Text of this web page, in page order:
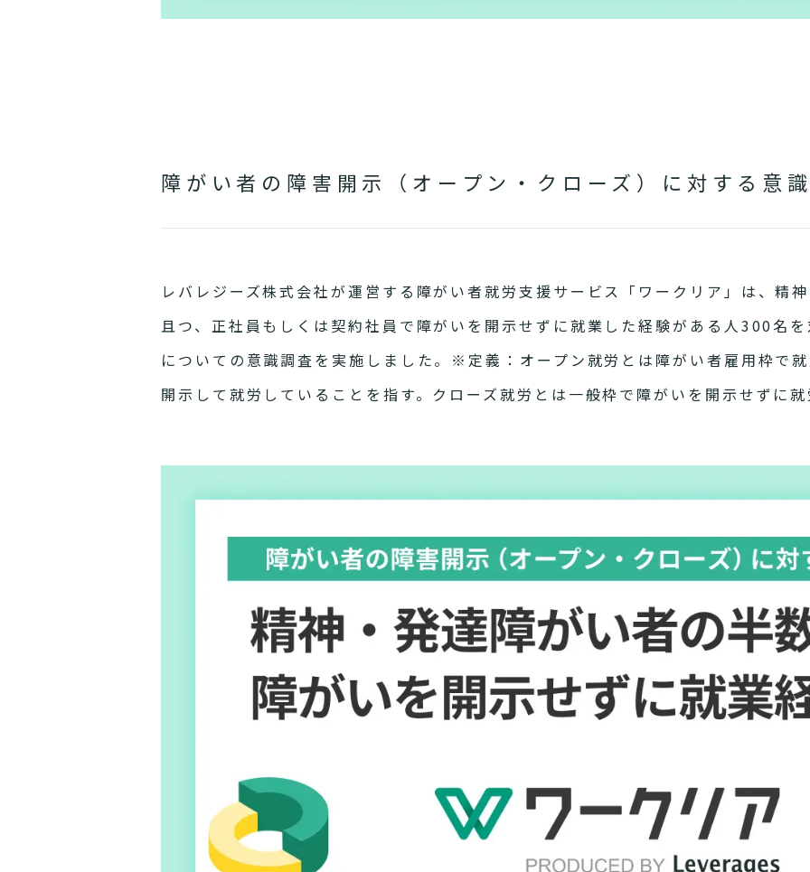
障がい者の障害開示（オープン・クローズ）に対する意
レバレジーズ株式会社が運営する障がい者就労支援サービス「ワークリア」は、精
且つ、正社員もしくは契約社員で障がいを開示せずに就業した経験がある人300名
についての意識調査を実施しました。※定義：オープン就労とは障がい者雇用枠で
開示して就労していることを指す。クローズ就労とは一般枠で障がいを開示せずに